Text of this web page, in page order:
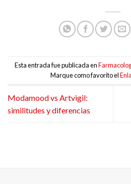
Esta entrada fue publicada en
Marque como favorito el
Modamood vs Artvigil:
similitudes y diferencias